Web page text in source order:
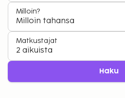
Milloin?
Milloin tahansa
Matkustajat
2 aikuista
Haku